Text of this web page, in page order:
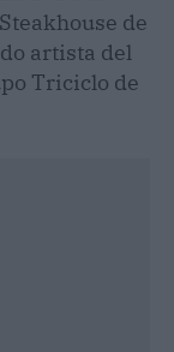
de
artista del
Triciclo de